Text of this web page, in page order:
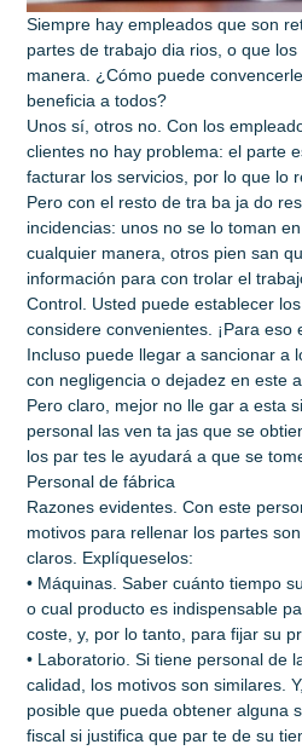
Siempre hay empleados que son
partes de trabajo dia rios, o que
manera. ¿Cómo puede
beneficia a todos?
Unos sí, otros no. Con los
clientes no hay problema: el parte
facturar los servicios, por lo que lo
Pero con el resto de tra ba ja do
incidencias: unos no se lo toman
cualquier manera, otros pien san
información para con trolar el
Control. Usted puede establecer
considere convenientes. ¡Para eso
Incluso puede llegar a sancionar a
con negligencia o dejadez en este
Pero claro, mejor no lle gar a esta
personal las ven ta jas que se
los par tes le ayudará a que se
Personal de fábrica
Razones evidentes. Con este
motivos para rellenar los partes
claros. Explíqueselos:
• Máquinas. Saber cuánto tiempo
o cual producto es indispensable
coste, y, por lo tanto, para fijar su
• Laboratorio. Si tiene personal de
calidad, los motivos son similares.
posible que pueda obtener alguna
fiscal si justifica que par te de su